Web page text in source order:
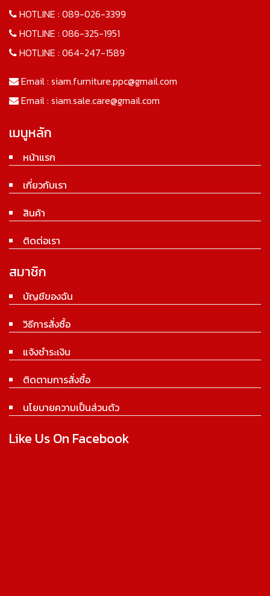
HOTLINE : 089-026-3399
HOTLINE : 086-325-1951
HOTLINE : 064-247-1589
Email : siam.furniture.ppc@gmail.com
Email : siam.sale.care@gmail.com
เมนูหลัก
หน้าแรก
เกี่ยวกับเรา
สินค้า
ติดต่อเรา
สมาชิก
บัญชีของฉัน
วิธีการสั่งซื้อ
แจ้งชำระเงิน
ติดตามการสั่งซื้อ
นโยบายความเป็นส่วนตัว
Like Us On Facebook